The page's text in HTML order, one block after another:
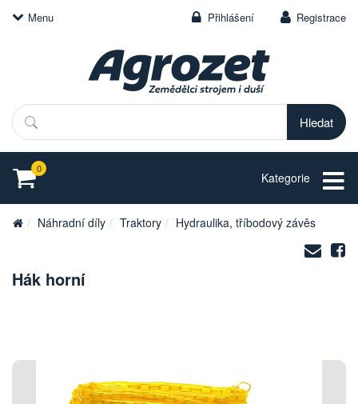
Menu Přihlášení Registrace
Hledat
0
Kategorie
Náhradní díly Traktory Hydraulika, tříbodový závěs
na
Hák horní